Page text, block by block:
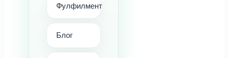
Фулфилмент
Блог